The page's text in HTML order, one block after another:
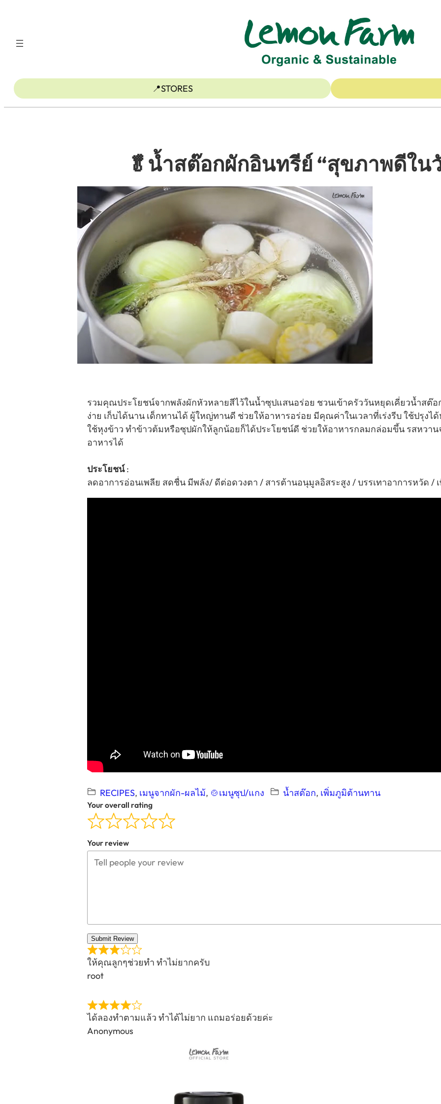
เนื้อหา
📍STORES
🥬นํ้าสต๊อกผักอินทรีย์ “สุขภาพดีใน
รวมคุณประโยชน์จากพลังผักหัวหลายสีไว้ในน้ำซุปแสนอร่อย ชวนเข้าครัววันหยุดเคี่ยวน้ำสต๊
ง่าย เก็บได้นาน เด็กทานได้ ผู้ใหญ่ทานดี ช่วยให้อาหารอร่อย มีคุณค่าในเวลาที่เร่งรีบ ใช้ปรุง
ใช้หุงข้าว ทำข้าวต้มหรือซุปผักให้ลูกน้อยก็ได้ประโยชน์ดี ช่วยให้อาหารกลมกล่อมขึ้น รสหวา
อาหารได้
ประโยชน์:
ลดอาการอ่อนเพลีย สดชื่น มีพลัง/ ดีต่อดวงตา / สารต้านอนุมูลอิสระสูง / บรรเทาอาการหวัด /
RECIPES, เมนูจากผัก-ผลไม้, 🍲เมนูซุป/แกง นํ้าสต๊อก, เพิ่มภูมิต้านทาน
Your overall rating
Your review
Submit Review
ให้คุณลูกๆช่วยทำ ทำไม่ยากครับ
root
ได้ลองทำตามแล้ว ทำได้ไม่ยาก แถมอร่อยด้วยค่ะ
Anonymous